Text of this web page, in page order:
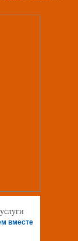
вместе